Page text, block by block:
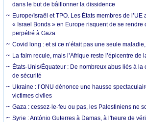
dans le but de bâillonner la dissidence
Europe/Israël et TPO. Les États membres de
« Israel Bonds » en Europe risquent de se rendre
perpétré à Gaza
Covid long : et si ce n’était pas une seule
La faim recule, mais l’Afrique reste l’épicentre de
États-Unis/Équateur : De nombreux abus liés à la
de sécurité
Ukraine : l’ONU dénonce une hausse
victimes civiles
Gaza : cessez-le-feu ou pas, les Palestiniens ne
Syrie : António Guterres à Damas, à l'heure de